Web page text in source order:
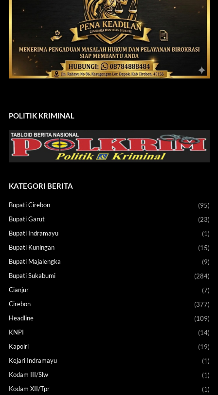
POLITIK KRIMINAL
KATEGORI BERITA
Bupati Cirebon
(95)
Bupati Garut
(23)
Bupati Indramayu
(1)
Bupati Kuningan
(15)
Bupati Majalengka
(9)
Bupati Sukabumi
(284)
Cianjur
(7)
Cirebon
(377)
Headline
(109)
KNPI
(14)
Kapolri
(19)
Kejari Indramayu
(1)
Kodam III/Slw
(1)
Kodam XII/Tpr
(1)